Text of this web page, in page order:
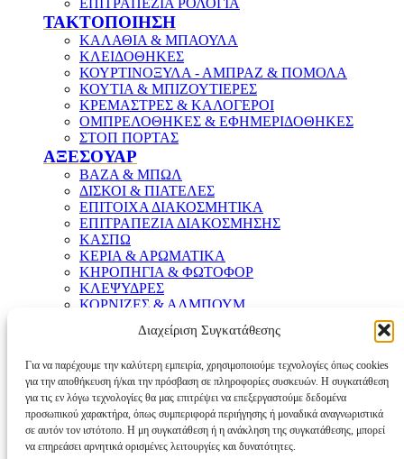
Διαχείριση Συγκατάθεσης
Για να παρέχουμε την καλύτερη εμπειρία, χρησιμοποιούμε τεχνολογίες όπως cookies
για την αποθήκευση ή/και την πρόσβαση σε πληροφορίες συσκευών. Η συγκατάθεση
για τις εν λόγω τεχνολογίες θα μας επιτρέψει να επεξεργαστούμε δεδομένα
προσωπικού χαρακτήρα, όπως συμπεριφορά περιήγησης ή μοναδικά αναγνωριστικά
σε αυτόν τον ιστότοπο. Η μη συγκατάθεση ή η ανάκληση της συγκατάθεσης, μπορεί
να επηρεάσει αρνητικά ορισμένες λειτουργίες και δυνατότητες.
ΤΑΚΤΟΠΟΙΗΣΗ
ΚΑΛΑΘΙΑ & ΜΠΑΟΥΛΑ
ΚΛΕΙΔΟΘΗΚΕΣ
ΚΟΥΡΤΙΝΟΞΥΛΑ - ΑΜΠΡΑΖ & ΠΟΜΟΛΑ
ΚΟΥΤΙΑ & ΜΠΙΖΟΥΤΙΕΡΕΣ
ΚΡΕΜΑΣΤΡΕΣ & ΚΑΛΟΓΕΡΟΙ
ΟΜΠΡΕΛΟΘΗΚΕΣ & ΕΦΗΜΕΡΙΔΟΘΗΚΕΣ
ΣΤΟΠ ΠΟΡΤΑΣ
ΑΞΕΣΟΥΑΡ
ΒΑΖΑ & ΜΠΩΛ
ΔΙΣΚΟΙ & ΠΙΑΤΕΛΕΣ
ΕΠΙΤΟΙΧΑ ΔΙΑΚΟΣΜΗΤΙΚΑ
ΕΠΙΤΡΑΠΕΖΙΑ ΔΙΑΚΟΣΜΗΣΗΣ
ΚΑΣΠΩ
ΚΕΡΙΑ & ΑΡΩΜΑΤΙΚΑ
ΚΗΡΟΠΗΓΙΑ & ΦΩΤΟΦΟΡ
ΚΛΕΨΥΔΡΕΣ
ΚΟΡΝΙΖΕΣ & ΑΛΜΠΟΥΜ
ΠΙΝΑΚΕΣ
ΦΑΝΑΡΙΑ
ΦΙΓΟΥΡΕΣ
new
Διακόσμηση που ξεχωρίζει
Αγοράστε Τώρα